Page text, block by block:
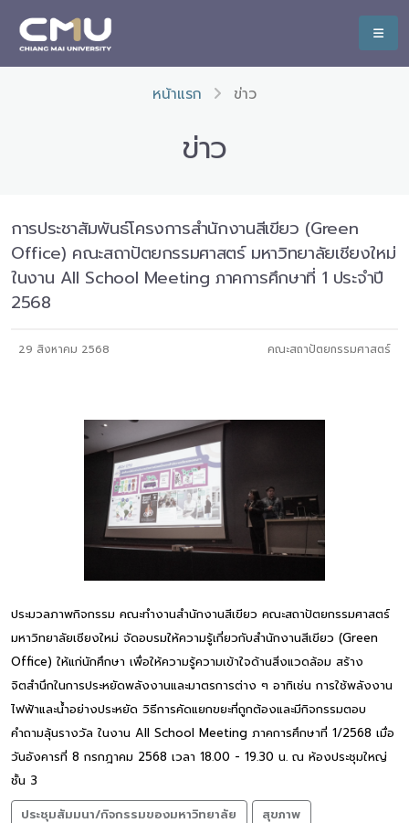
หน้าแรก ข่าว
ข่าว
การประชาสัมพันธ์โครงการสำนักงานสีเขียว (Green
Office) คณะสถาปัตยกรรมศาสตร์ มหาวิทยาลัยเชียงใหม่
ในงาน All School Meeting ภาคการศึกษาที่ 1 ประจำปี
2568
29 สิงหาคม 2568 คณะสถาปัตยกรรมศาสตร์
ประมวลภาพกิจกรรม คณะทำงานสำนักงานสีเขียว คณะสถาปัตยกรรมศาสตร์
มหาวิทยาลัยเชียงใหม่ จัดอบรมให้ความรู้เกี่ยวกับสำนักงานสีเขียว (Green
Office) ให้แก่นักศึกษา เพื่อให้ความรู้ความเข้าใจด้านสิ่งแวดล้อม สร้าง
จิตสำนึกในการประหยัดพลังงานและมาตรการต่าง ๆ อาทิเช่น การใช้พลังงาน
ไฟฟ้าและน้ำอย่างประหยัด วิธีการคัดแยกขยะที่ถูกต้องและมีกิจกรรมตอบ
คำถามลุ้นรางวัล ในงาน All School Meeting ภาคการศึกษาที่ 1/2568 เมื่อ
วันอังคารที่ 8 กรกฎาคม 2568 เวลา 18.00 - 19.30 น. ณ ห้องประชุมใหญ่
ชั้น 3
ประชุมสัมมนา/กิจกรรมของมหาวิทยาลัย
สุขภาพ